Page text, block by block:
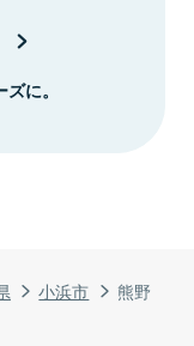
小浜市 熊野
に。